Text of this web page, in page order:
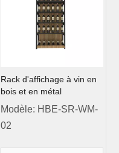
Rack d'affichage à vin en
bois et en métal
Modèle: HBE-SR-WM-
02